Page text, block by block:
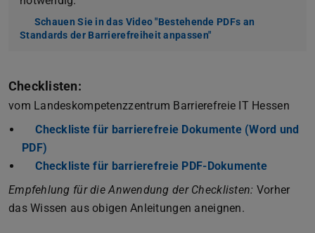
Schauen Sie in das Video "Bestehende PDFs an
Standards der Barrierefreiheit anpassen"
Checklisten:
vom Landeskompetenzzentrum Barrierefreie IT Hessen
Checkliste für barrierefreie Dokumente (Word und
PDF)
Checkliste für barrierefreie PDF-Dokumente
Empfehlung für die Anwendung der Checklisten: Vorher
das Wissen aus obigen Anleitungen aneignen.